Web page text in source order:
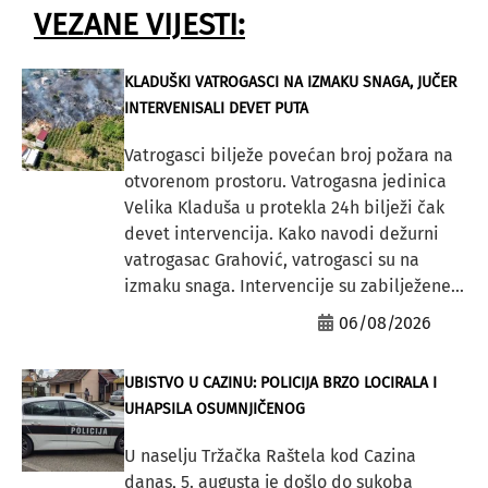
VEZANE VIJESTI:
KLADUŠKI VATROGASCI NA IZMAKU SNAGA, JUČER
INTERVENISALI DEVET PUTA
Vatrogasci bilježe povećan broj požara na
otvorenom prostoru. Vatrogasna jedinica
Velika Kladuša u protekla 24h bilježi čak
devet intervencija. Kako navodi dežurni
vatrogasac Grahović, vatrogasci su na
izmaku snaga. Intervencije su zabilježene...
06/08/2026
UBISTVO U CAZINU: POLICIJA BRZO LOCIRALA I
UHAPSILA OSUMNJIČENOG
U naselju Tržačka Raštela kod Cazina
danas, 5. augusta je došlo do sukoba